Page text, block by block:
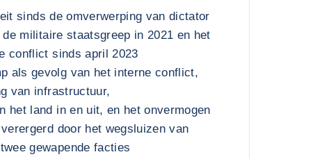
sinds de omverwerping van dictator
militaire staatsgreep in 2021 en het
conflict sinds april 2023
als gevolg van het interne conflict,
van infrastructuur,
het land in en uit, en het onvermogen
door het wegsluizen van
gewapende facties